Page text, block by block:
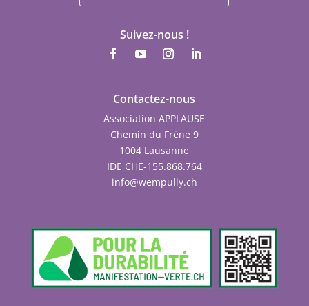
Suivez-nous !
Contactez-nous
Association APPLAUSE
Chemin du Frêne 9
1004 Lausanne
IDE CHE-155.868.764
info@wempully.ch